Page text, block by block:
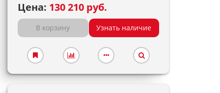
Цена: 130 210 руб.
В корзину Узнать наличие